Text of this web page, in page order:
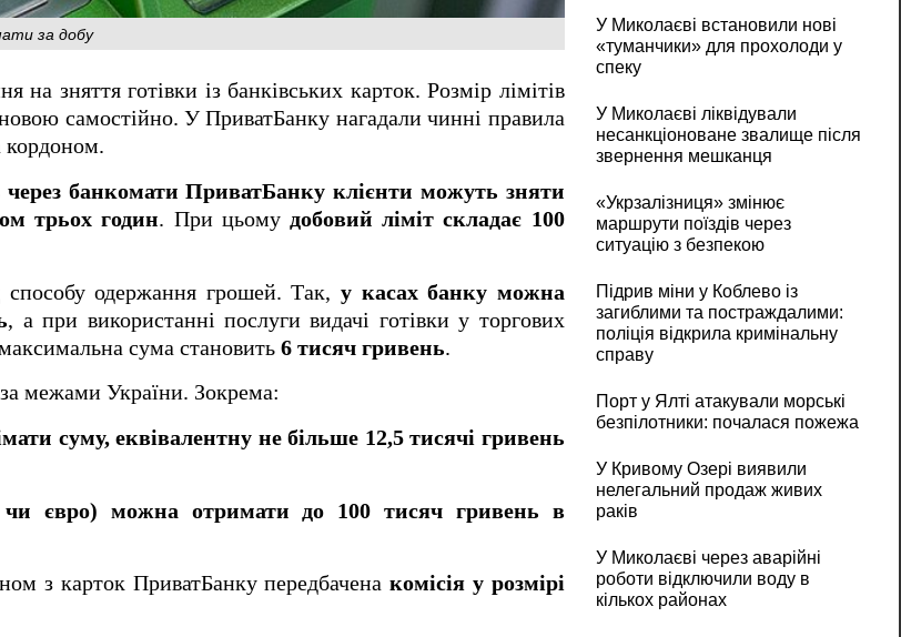
за добу
зняття готівки із банківських карток. Розмір лімітів
самостійно. У ПриватБанку нагадали чинні правила
кордоном.
через банкомати ПриватБанку клієнти можуть зняти
трьох годин. При цьому добовий ліміт складає 100
способу одержання грошей. Так, у касах банку можна
, а при використанні послуги видачі готівки у торгових
сума становить 6 тисяч гривень.
межами України. Зокрема:
суму, еквівалентну не більше 12,5 тисячі гривень
євро) можна отримати до 100 тисяч гривень в
з карток ПриватБанку передбаченакомісія у розмірі
У Миколаєві встановили нові
«туманчики» для прохолоди у
спеку
У Миколаєві ліквідували
несанкціоноване звалище після
звернення мешканця
«Укрзалізниця» змінює
маршрути поїздів через
ситуацію з безпекою
Підрив міни у Коблево із
загиблими та постраждалими:
поліція відкрила кримінальну
справу
Порт у Ялті атакували морські
безпілотники: почалася пожежа
У Кривому Озері виявили
нелегальний продаж живих
раків
У Миколаєві через аварійні
роботи відключили воду в
кількох районах